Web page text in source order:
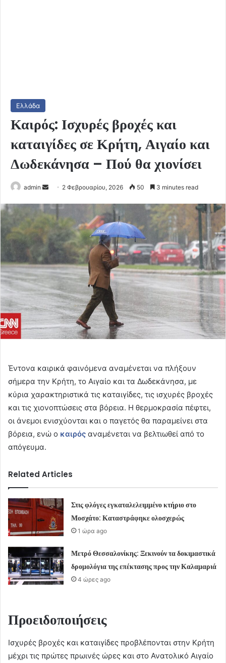
Ελλάδα
Καιρός: Ισχυρές βροχές και
καταιγίδες σε Κρήτη, Αιγαίο και
Δωδεκάνησα – Πού θα χιονίσει
admin
Send
email
2 Φεβρουαρίου, 2026 50 3 minutes read
Έντονα καιρικά φαινόμενα αναμένεται να πλήξουν
σήμερα την Κρήτη, το Αιγαίο και τα Δωδεκάνησα, με
κύρια χαρακτηριστικά τις καταιγίδες, τις ισχυρές βροχές
και τις χιονοπτώσεις στα βόρεια. Η θερμοκρασία πέφτει,
οι άνεμοι ενισχύονται και ο παγετός θα παραμείνει στα
βόρεια, ενώ ο καιρός αναμένεται να βελτιωθεί από το
απόγευμα.
Related Articles
Στις φλόγες εγκαταλελειμμένο κτήριο στο
Μοσχάτο: Καταστράφηκε ολοσχερώς
1 ώρα ago
Μετρό Θεσσαλονίκης: Ξεκινούν τα δοκιμαστικά
δρομολόγια της επέκτασης προς την Καλαμαριά
4 ώρες ago
Προειδοποιήσεις
Ισχυρές βροχές και καταιγίδες προβλέπονται στην Κρήτη
μέχρι τις πρώτες πρωινές ώρες και στο Ανατολικό Αιγαίο